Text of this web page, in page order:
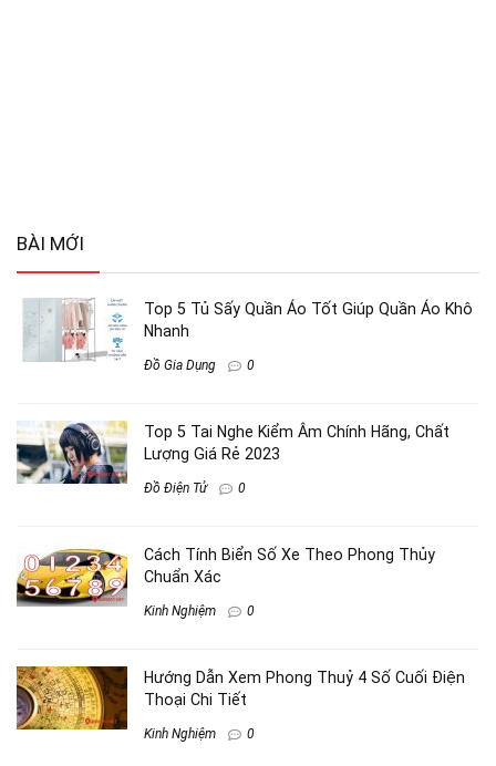
BÀI MỚI
Top 5 Tủ Sấy Quần Áo Tốt Giúp Quần Áo Khô
Nhanh
Đồ Gia Dụng 0
Top 5 Tai Nghe Kiểm Âm Chính Hãng, Chất
Lượng Giá Rẻ 2023
Đồ Điện Tử 0
Cách Tính Biển Số Xe Theo Phong Thủy
Chuẩn Xác
Kinh Nghiệm 0
Hướng Dẫn Xem Phong Thuỷ 4 Số Cuối Điện
Thoại Chi Tiết
Kinh Nghiệm 0